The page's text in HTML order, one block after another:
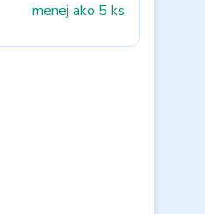
menej ako 5 ks